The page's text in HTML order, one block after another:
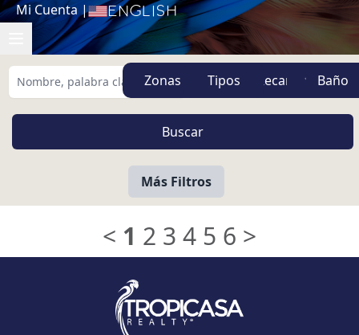
Mi Cuenta | English
Zonas Tipos
Más Filtros
< 1 2 3 4 5 6 >